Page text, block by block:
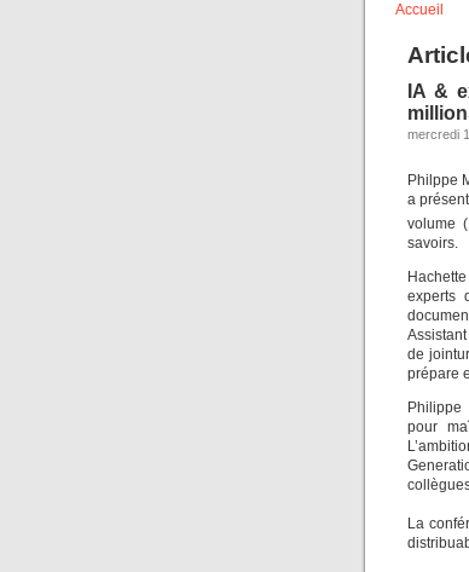
Accueil
IA &
mercredi
Philppe
a
volume
savoirs.
experts
de
prépare
pour
La